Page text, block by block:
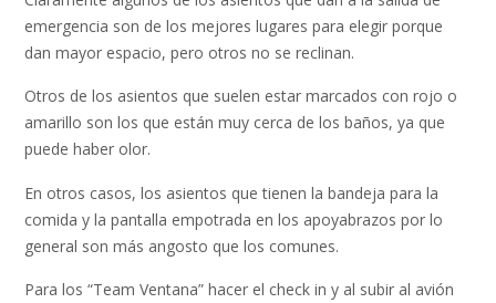
emergencia son de los mejores lugares para elegir porque
dan mayor espacio, pero otros no se reclinan.
Otros de los asientos que suelen estar marcados con rojo o
amarillo son los que están muy cerca de los baños, ya que
puede haber olor.
En otros casos, los asientos que tienen la bandeja para la
comida y la pantalla empotrada en los apoyabrazos por lo
general son más angosto que los comunes.
Para los “Team Ventana” hacer el check in y al subir al avión